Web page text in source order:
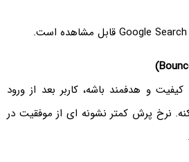
و هدفمند باشه، کاربر بعد از ورود
نرخ پرش کمتر نشونه ای از موفقیت در